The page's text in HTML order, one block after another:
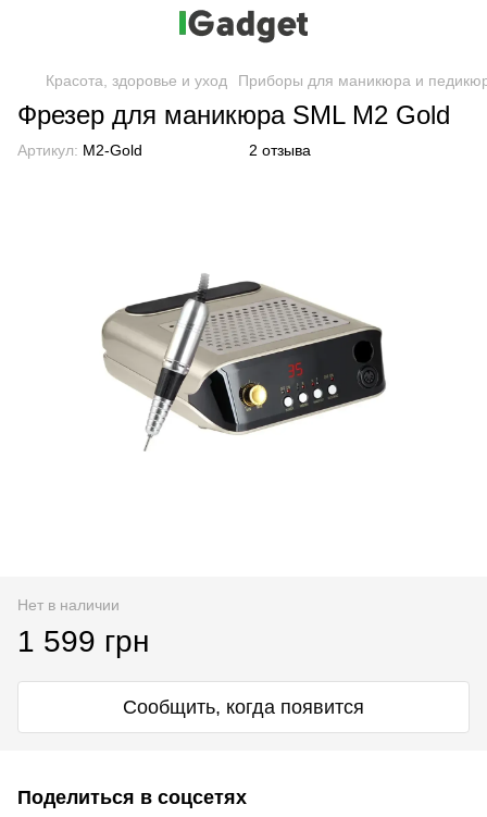
Красота, здоровье и уход Приборы для маникюра и
Фрезер для маникюра SML M2 Gold
Артикул: M2-Gold 2 отзыва
Нет в наличии
1 599 грн
Сообщить, когда появится
Поделиться в соцсетях